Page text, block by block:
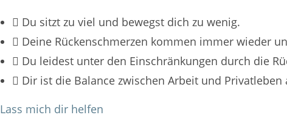
Du sitzt zu viel und bewegst dich zu wenig.
Deine Rückenschmerzen kommen immer wieder
Du leidest unter den Einschränkungen durch die
Dir ist die Balance zwischen Arbeit und
Lass mich dir helfen